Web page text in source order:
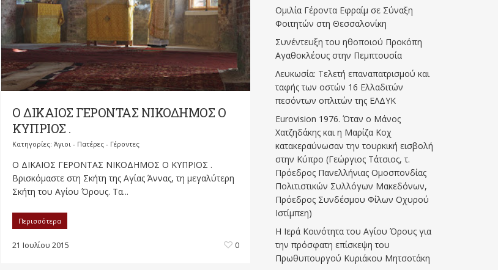
Ο ΔΙΚΑΙΟΣ ΓΕΡΟΝΤΑΣ ΝΙΚΟΔΗΜΟΣ Ο
ΚΥΠΡΙΟΣ .
Κατηγορίες: Άγιοι - Πατέρες - Γέροντες
Ο ΔΙΚΑΙΟΣ ΓΕΡΟΝΤΑΣ ΝΙΚΟΔΗΜΟΣ Ο ΚΥΠΡΙΟΣ .
Βρισκόμαστε στη Σκήτη της Αγίας Άννας, τη μεγαλύτερη
Σκήτη του Αγίου Όρους. Τα...
Περισσότερα
21 Ιουλίου 2015 0
Ομιλία Γέροντα Εφραίμ σε Σύναξη
Φοιτητών στη Θεσσαλονίκη
Συνέντευξη του ηθοποιού Προκόπη
Αγαθοκλέους στην Πεμπτουσία
Λευκωσία: Τελετή επαναπατρισμού και
ταφής των οστών 16 Ελλαδιτών
πεσόντων οπλιτών της ΕΛΔΥΚ
Eurovision 1976. Όταν ο Μάνος
Χατζηδάκης και η Μαρίζα Κοχ
κατακεραύνωσαν την τουρκική εισβολή
στην Κύπρο (Γεώργιος Τάτσιος, τ.
Πρόεδρος Πανελλήνιας Ομοσπονδίας
Πολιτιστικών Συλλόγων Μακεδόνων,
Πρόεδρος Συνδέσμου Φίλων Οχυρού
Ιστίμπεη)
Η Ιερά Κοινότητα του Αγίου Όρους για
την πρόσφατη επίσκεψη του
Πρωθυπουργού Κυριάκου Μητσοτάκη